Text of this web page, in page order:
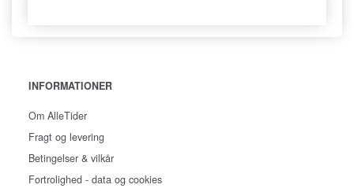
INFORMATIONER
Om AlleTider
Fragt og levering
Betingelser & vilkår
Fortrolighed - data og cookies